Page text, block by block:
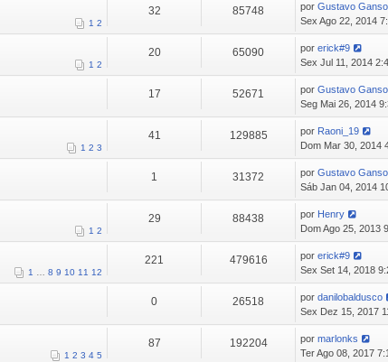
1 2
32 85748 porGustavo Ganso
Sex Ago 22, 2014
1 2
20 65090 porerick#9
Sex Jul 11, 2014
17 52671 porGustavo Ganso
Seg Mai 26, 2014
1 2 3
41 129885 por Raoni_19
Dom Mar 30, 2014
1 31372 porGustavo Ganso
Sáb Jan 04, 2014
1 2
29 88438 por Henry
Dom Ago 25, 2013
1 8 9 10 11 12
221 479616 porerick#9
Sex Set 14, 2018
0 26518 pordanilobaldusco
Sex Dez 15, 2017
1 2 3 4 5
87 192204 pormarlonks
Ter Ago 08, 2017